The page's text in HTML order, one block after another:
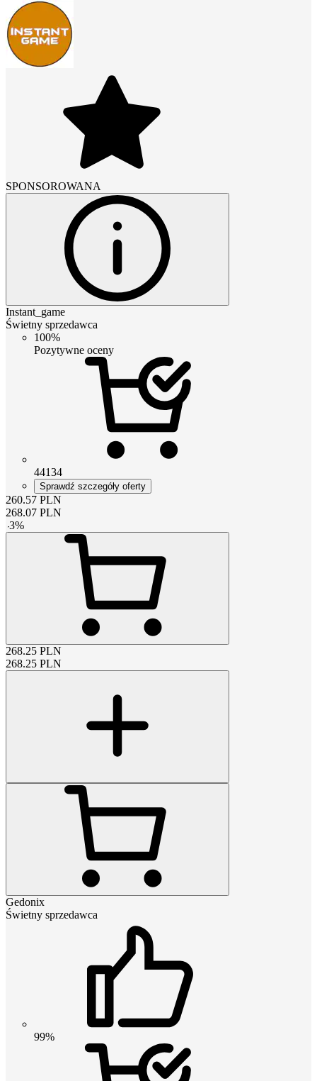
SPONSOROWANA
Instant_game
Świetny sprzedawca
100%
Pozytywne oceny
44134
Sprawdź szczegóły oferty
260.57 PLN
268.07 PLN
-3%
268.25 PLN
268.25 PLN
Gedonix
Świetny sprzedawca
99%